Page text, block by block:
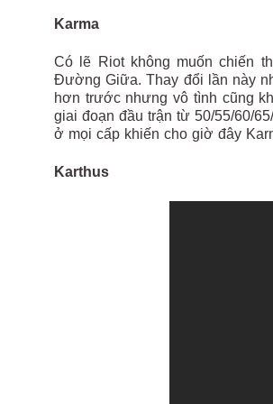
Karma
Có lẽ Riot không muốn chiến
Đường Giữa. Thay đổi lần này
hơn trước nhưng vô tình cũng
giai đoạn đầu trận từ50/55/60/
ở mọi cấp khiến cho giờ đây
Karthus